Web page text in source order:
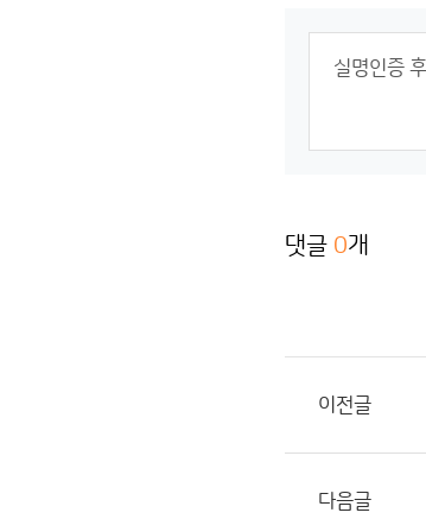
댓글 0개
이전글
다음글